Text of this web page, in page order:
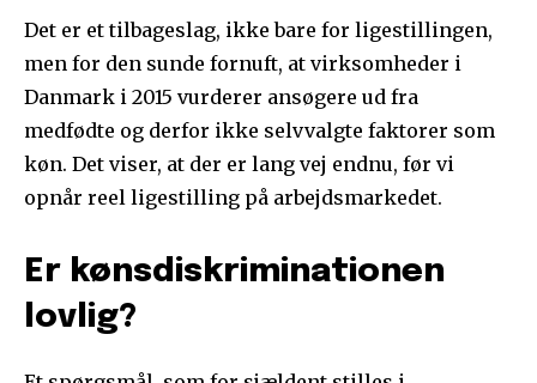
Det er et tilbageslag, ikke bare for ligestillingen,
men for den sunde fornuft, at virksomheder i
Danmark i 2015 vurderer ansøgere ud fra
medfødte og derfor ikke selvvalgte faktorer som
køn. Det viser, at der er lang vej endnu, før vi
opnår reel ligestilling på arbejdsmarkedet.
Er kønsdiskriminationen
lovlig?